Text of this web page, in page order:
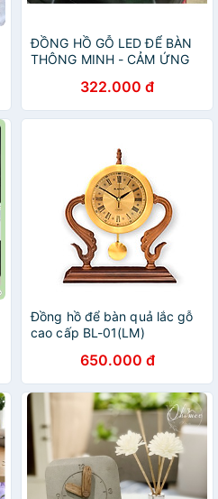
ĐỒNG HỒ GỖ LED ĐỂ BÀN
THÔNG MINH - CẢM ỨNG
322.000 đ
Đồng hồ để bàn quả lắc gỗ
cao cấp BL-01(LM)
650.000 đ